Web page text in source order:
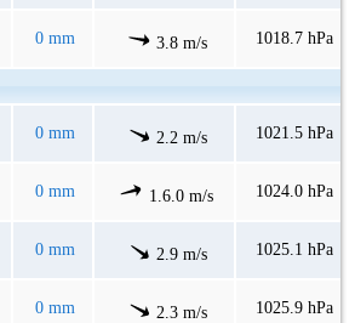
0 mm 3.8 m/s 1018.7 hPa
0 mm 2.2 m/s 1021.5 hPa
0 mm 1.6.0 m/s 1024.0 hPa
0 mm 2.9 m/s 1025.1 hPa
0 mm 2.3 m/s 1025.9 hPa